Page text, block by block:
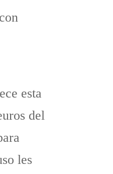
esta
del
les